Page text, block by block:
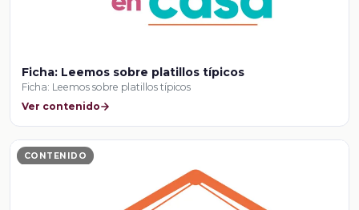
Ficha: Leemos sobre platillos típicos
Ficha: Leemos sobre platillos típicos
Ver contenido
CONTENIDO